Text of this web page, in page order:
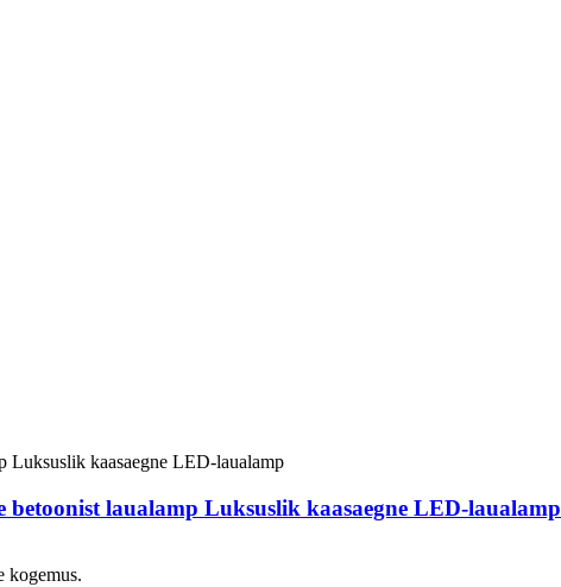
laualamp Luksuslik kaasaegne LED-laualamp
kogemus.